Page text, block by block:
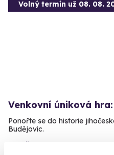
Volný termín už 08. 08.
Venkovní úniková
Ponořte se do historie
Budějovic.